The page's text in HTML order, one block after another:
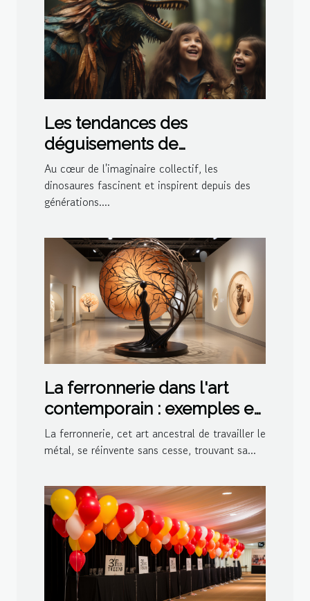
Les tendances des
déguisements de
dinosaures pour les fêtes à
thème en 2023
Au cœur de l'imaginaire collectif, les
dinosaures fascinent et inspirent depuis des
générations....
La ferronnerie dans l'art
contemporain : exemples et
inspirations
La ferronnerie, cet art ancestral de travailler le
métal, se réinvente sans cesse, trouvant sa...